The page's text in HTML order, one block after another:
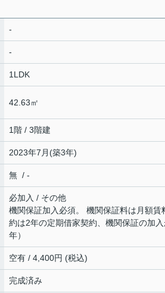
-
-
1LDK
42.63㎡
1階 / 3階建
2023年7月(築3年)
無 / -
必加入 / その他
機関保証加入必須。 機関保証料は月額
約は2年の定期借家契約、機関保証の加
年）
空有 / 4,400円 (税込)
完成済み